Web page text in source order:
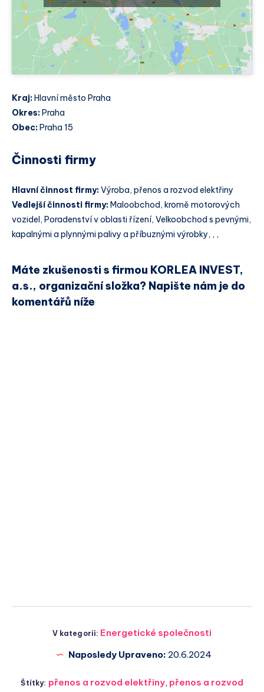
Kraj: Hlavní město Praha
Okres: Praha
Obec: Praha 15
Činnosti firmy
Hlavní činnost firmy:Výroba, přenos a rozvod elektřiny
Vedlejší činnosti firmy:Maloobchod, kromě motorových
vozidel, Poradenství v oblasti řízení, Velkoobchod s pevnými,
kapalnými a plynnými palivy a příbuznými výrobky, , ,
Máte zkušenosti s firmou KORLEA INVEST,
a.s., organizační složka? Napište nám je do
komentářů níže
V kategorii: Energetické společnosti
Naposledy Upraveno: 20.6.2024
Štítky: přenos a rozvod elektřiny, přenos a rozvod